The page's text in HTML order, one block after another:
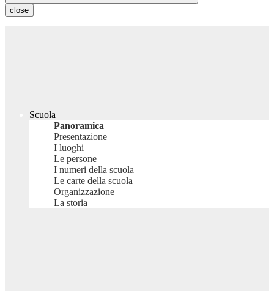
close
Scuola
Panoramica
Presentazione
I luoghi
Le persone
I numeri della scuola
Le carte della scuola
Organizzazione
La storia